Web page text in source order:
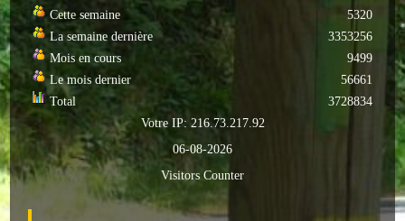
ASSOCIATIONS
Sportives
Loisirs et animations
Services
Culturelles
Cette semaine
La semaine dernière
Mois en cours
Le mois dernier
Total
5320
3353256
9499
56661
3728834
Votre IP: 216.73.217.92
06-08-2026
Visitors Counter